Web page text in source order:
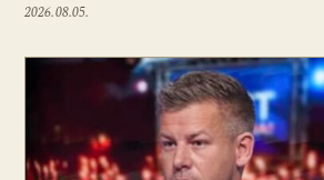
2026.08.05.